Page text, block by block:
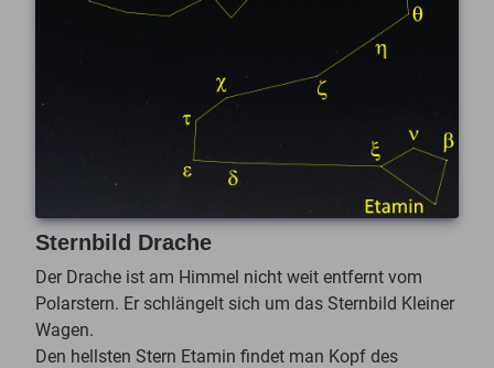
Sternbild Drache
Der Drache ist am Himmel nicht weit entfernt vom
Polarstern. Er schlängelt sich um das Sternbild Kleiner
Wagen.
Den hellsten Stern Etamin findet man Kopf des